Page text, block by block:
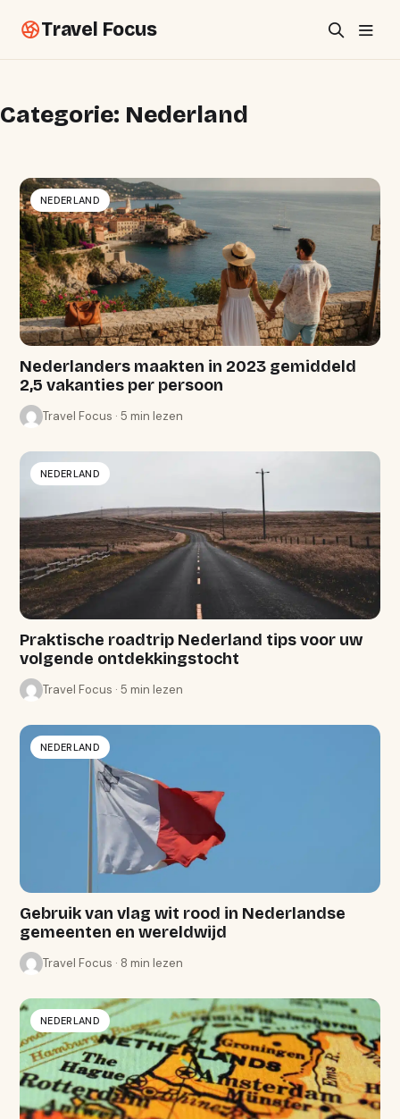
Travel Focus
Categorie: Nederland
NEDERLAND
Nederlanders maakten in 2023 gemiddeld
2,5 vakanties per persoon
Travel Focus · 5 min lezen
NEDERLAND
Praktische roadtrip Nederland tips voor uw
volgende ontdekkingstocht
Travel Focus · 5 min lezen
NEDERLAND
Gebruik van vlag wit rood in Nederlandse
gemeenten en wereldwijd
Travel Focus · 8 min lezen
NEDERLAND